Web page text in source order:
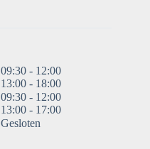
09:30 - 12:00
13:00 - 18:00
09:30 - 12:00
13:00 - 17:00
Gesloten